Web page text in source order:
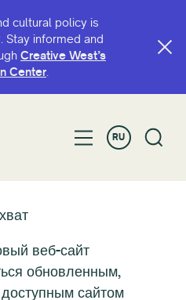
cultural policy is
Stay informed and
Creative West’s
Center.
RU
охват
веб-сайт
обновленным,
сайтом